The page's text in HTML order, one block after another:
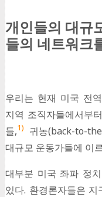
개인들의 대규
들의 네트워크
우리는 현재 미국 전
지역 조직자들에서부
들,1) 귀농(back-to-
대규모 운동가들에 이
대부분 미국 좌파 정
있다. 환경론자들은